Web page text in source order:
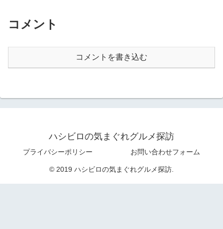
コメント
コメントを書き込む
ハシビロの気まぐれグルメ探訪
プライバシーポリシー お問い合わせフォーム
© 2019 ハシビロの気まぐれグルメ探訪.